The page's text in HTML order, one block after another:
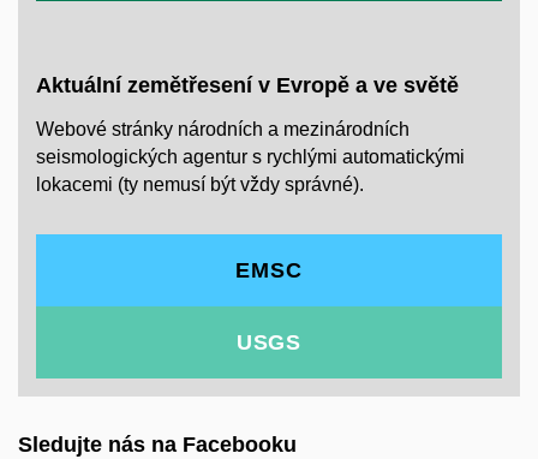
Aktuální zemětřesení v Evropě a ve světě
Webové stránky národních a mezinárodních
seismologických agentur s rychlými automatickými
lokacemi (ty nemusí být vždy správné).
EMSC
USGS
Sledujte nás na Facebooku